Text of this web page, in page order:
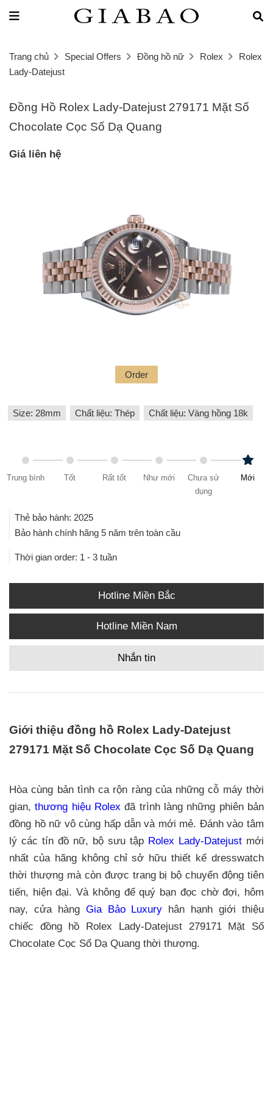
Trang chủ Special Offers Đồng hồ nữ Rolex
Rolex
Lady-Datejust
Đồng Hồ Rolex Lady-Datejust 279171 Mặt Số
Chocolate Cọc Số Dạ Quang
Giá liên hệ
Order
Size: 28mm Chất liệu: Thép Chất liệu: Vàng hồng 18k
Trung bình Tốt Rất tốt Như mới
Chưa sử
dụng
Mới
Thẻ bảo hành: 2025
Bảo hành chính hãng 5 năm trên toàn cầu
Thời gian order: 1 - 3 tuần
Hotline Miền Bắc
Hotline Miền Nam
Nhắn tin
Giới thiệu đồng hồ Rolex Lady-Datejust
279171 Mặt Số Chocolate Cọc Số Dạ Quang
Hòa cùng bản tình ca rộn ràng của những cỗ máy thời
gian,thương hiệu Rolex đã trình làng những phiên bản
đồng hồ nữ vô cùng hấp dẫn và mới mẻ. Đánh vào tâm
lý các tín đồ nữ, bộ sưu tập Rolex Lady-Datejust mới
nhất của hãng không chỉ sở hữu thiết kế dresswatch
thời thượng mà còn được trang bị bộ chuyển động tiên
tiến, hiện đại. Và không để quý bạn đọc chờ đợi, hôm
nay, cửa hàng Gia Bảo Luxury hân hạnh giới thiệu
chiếc đồng hồ Rolex Lady-Datejust 279171 Mặt Số
Chocolate Cọc Số Dạ Quang thời thượng.